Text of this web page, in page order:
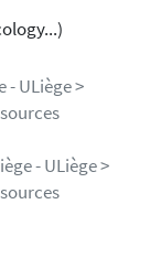
- ULiège >
- ULiège >